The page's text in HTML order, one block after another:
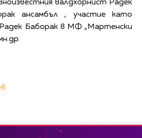
валдхорнист Радек
ансамбъл , участие като
Баборак в МФ „Мартенски